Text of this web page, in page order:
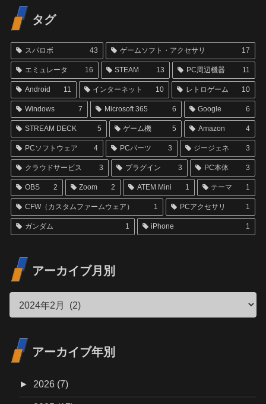
タグ
スパロボ 43 ゲームソフト・アクセサリ 17
エミュレータ 16 STEAM 13 PC周辺機器 11
Android 11 インターネット 10 レトロゲーム 10
Windows 7 Microsoft 365 6 Google 6
STREAM DECK 5 ゲーム機 5 Amazon 4
PCソフトウェア 4 PCパーツ 3 ジージェネ 3
クラウドサービス 3 プラグイン 3 PC本体 3
OBS 2 Zoom 2 ATEM Mini 1 テーマ 1
CFW（カスタムファームウェア） 1 PCアクセサリ 1
ガンダム 1 iPhone 1
アーカイブ月別
アーカイブ年別
► 2026 (7)